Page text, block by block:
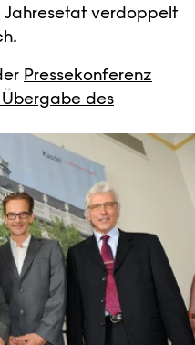
verdoppelt
Pressekonferenz
des